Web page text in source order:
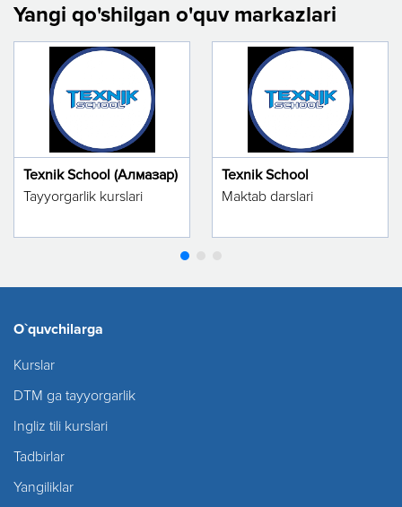
Yangi qo'shilgan o'quv markazlari
Texnik School (Алмазар)
Tayyorgarlik kurslari
Texnik School
Maktab darslari
O`quvchilarga
Kurslar
DTM ga tayyorgarlik
Ingliz tili kurslari
Tadbirlar
Yangiliklar